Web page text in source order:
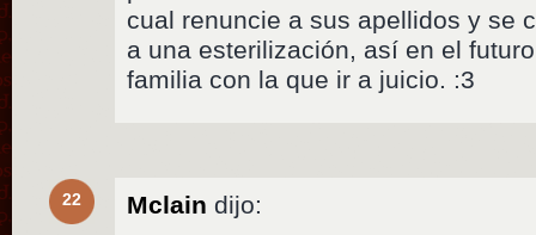
cual renuncie a sus apellidos y se
a una esterilización, así en el
familia con la que ir a juicio. :3
22 Mclain dijo: